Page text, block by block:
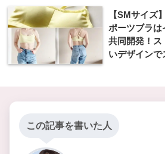
【SMサイズ
ポーツブラは
共同開発！ス
いデザインで
この記事を書いた人